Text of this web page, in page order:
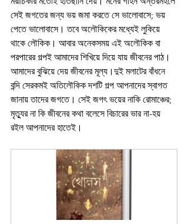
সেই জগতের জন্য ভয় জমা করতে সে ভালোবাসে; ভয়
পেতে ভালোবাসে। তবে অলৌকিকের মধ্যেই লুকিয়ে
থাকে লৌকিক। আবার অনেকসময় এই অলৌকিক বা
পরপারের গল্পই আমাদের শিখিয়ে দিয়ে যায় জীবনের পাঠ।
আমাদের বুঝিয়ে দেয় জীবনের মূল্য।দুই মলাটের বাঁধনে
বন্দি সেরকমই অতিলৌকিক দশটি গল্প আপনাদের স্বাগত
জানায় তাদের জগতে। সেই জগৎ ভয়ের নাকি রোমাঞ্চের;
মৃত্যুর না কি জীবনের কথা বলেসে বিচারের ভার না-হয়
রইল আপনাদের হাতেই।